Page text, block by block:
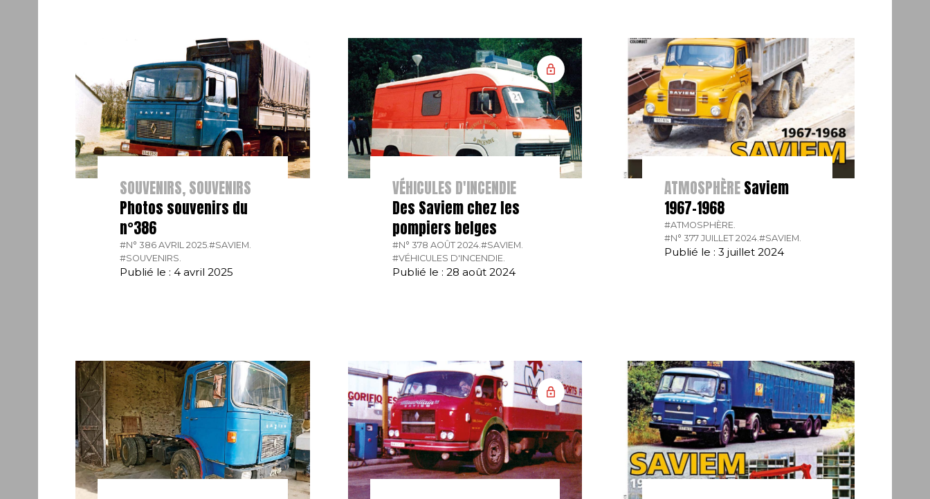
SOUVENIRS, SOUVENIRS
Photos souvenirs du
n°386
#N° 386 AVRIL 2025.#SAVIEM.
#SOUVENIRS.
Publié le : 4 avril 2025
VÉHICULES D'INCENDIE
Des Saviem chez les
pompiers belges
#N° 378 AOÛT 2024.#SAVIEM.
#VÉHICULES D'INCENDIE.
Publié le : 28 août 2024
ATMOSPHÈRESaviem
1967-1968
#ATMOSPHÈRE.
#N° 377 JUILLET 2024.#SAVIEM.
Publié le : 3 juillet 2024